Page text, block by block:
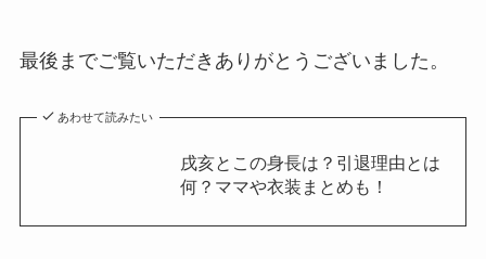
最後までご覧いただきありがとうございました。
あわせて読みたい
戌亥とこの身長は？引退理由とは
何？ママや衣装まとめも！